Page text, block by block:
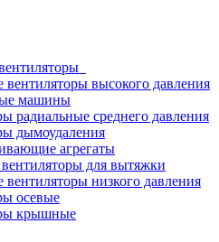
вентиляторы высокого давления
машины
радиальные среднего давления
дымоудаления
агрегаты
для вытяжки
вентиляторы низкого давления
осевые
крышные